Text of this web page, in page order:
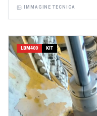
IMMAGINE TECNICA
LBM400 KIT